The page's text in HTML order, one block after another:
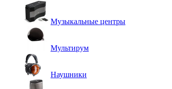
Музыкальные центры
Мультирум
Наушники